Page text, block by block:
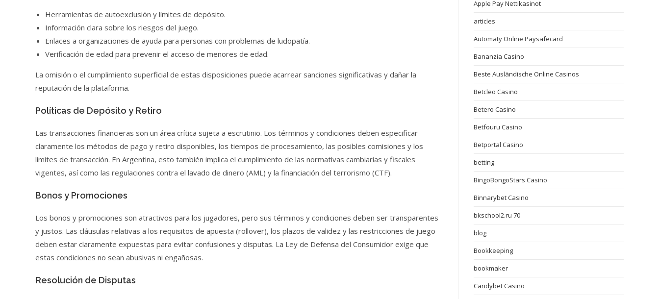
Herramientas de autoexclusión y límites de depósito.
Información clara sobre los riesgos del juego.
Enlaces a organizaciones de ayuda para personas con problemas de ludopatía.
Verificación de edad para prevenir el acceso de menores de edad.
La omisión o el cumplimiento superficial de estas disposiciones puede acarrear sanciones significativas y dañar la
reputación de la plataforma.
Políticas de Depósito y Retiro
Las transacciones financieras son un área crítica sujeta a escrutinio. Los términos y condiciones deben especificar
claramente los métodos de pago y retiro disponibles, los tiempos de procesamiento, las posibles comisiones y los
límites de transacción. En Argentina, esto también implica el cumplimiento de las normativas cambiarias y fiscales
vigentes, así como las regulaciones contra el lavado de dinero (AML) y la financiación del terrorismo (CTF).
Bonos y Promociones
Los bonos y promociones son atractivos para los jugadores, pero sus términos y condiciones deben ser transparentes
y justos. Las cláusulas relativas a los requisitos de apuesta (rollover), los plazos de validez y las restricciones de juego
deben estar claramente expuestas para evitar confusiones y disputas. La Ley de Defensa del Consumidor exige que
estas condiciones no sean abusivas ni engañosas.
Resolución de Disputas
Apple Pay Nettikasinot
articles
Automaty Online Paysafecard
Bananzia Casino
Beste Ausländische Online Casinos
Betcleo Casino
Betero Casino
Betfouru Casino
Betportal Casino
betting
BingoBongoStars Casino
Binnarybet Casino
bkschool2.ru 70
blog
Bookkeeping
bookmaker
Candybet Casino